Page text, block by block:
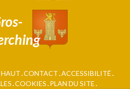
HAUT CONTACT ACCESSIBILITÉ
COOKIES PLAN DU SITE